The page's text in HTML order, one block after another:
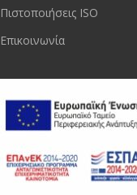
Πιστοποιήσεις ISO
Επικοινωνία